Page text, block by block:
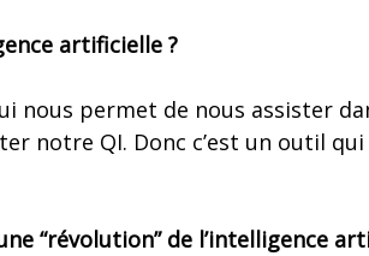
artificielle ?
nous permet de nous assister
notre QI. Donc c’est un outil
“révolution” de l’intelligence